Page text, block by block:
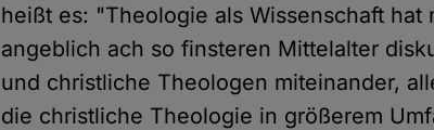
heißt es: "Theologie als Wissenschaft
angeblich ach so finsteren Mittelalter
und christliche Theologen miteinander,
die christliche Theologie in größerem